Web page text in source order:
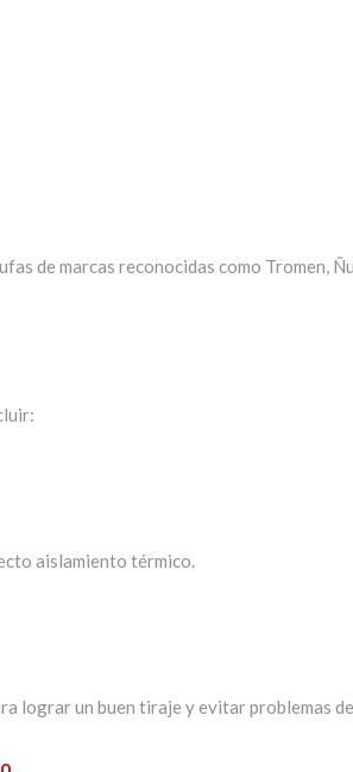
de marcas reconocidas como Tromen,
aislamiento térmico.
lograr un buen tiraje y evitar problemas